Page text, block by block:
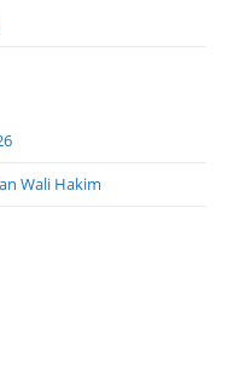
Wali Hakim